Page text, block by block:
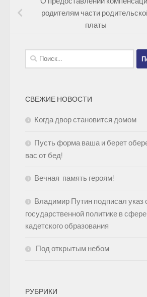
родителям части
платы
Найти:
СВЕЖИЕ НОВОСТИ
Когда двор становится домом
Пусть форма ваша и берет
вас от бед!
Вечная память героям!
Владимир Путин подписал указ
государственной политике в сфере
кадетского образования
Под открытым небом
РУБРИКИ